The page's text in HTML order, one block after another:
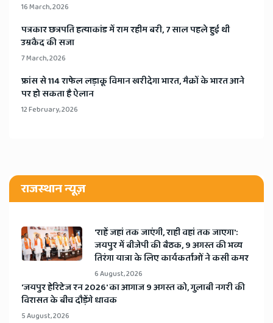
16 March, 2026
​पत्रकार छत्रपति हत्याकांड में राम रहीम बरी, 7 साल पहले हुई थी
उम्रकैद की सजा
7 March, 2026
​फ्रांस से 114 राफेल लड़ाकू विमान खरीदेगा भारत, मैक्रों के भारत आने
पर हो सकता है ऐलान
12 February, 2026
राजस्थान न्यूज़
'राहें जहां तक जाएंगी, राही वहां तक जाएगा':
जयपुर में बीजेपी की बैठक, 9 अगस्त की भव्य
तिरंगा यात्रा के लिए कार्यकर्ताओं ने कसी कमर
6 August, 2026
​'जयपुर हेरिटेज रन 2026' का आगाज 9 अगस्त को, गुलाबी नगरी की
विरासत के बीच दौड़ेंगे धावक
5 August, 2026